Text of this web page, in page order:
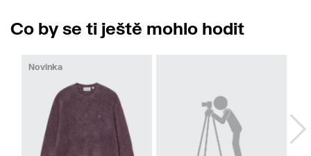
Co by se ti ještě mohlo hodit
Novinka